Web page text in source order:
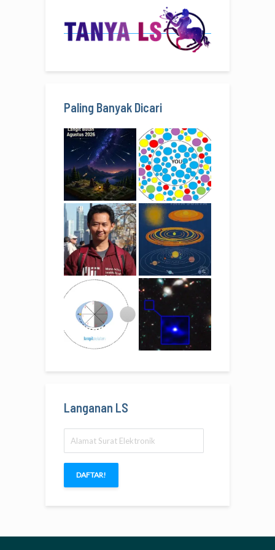
Paling Banyak Dicari
Langanan LS
Surat
Elektronik
DAFTAR!